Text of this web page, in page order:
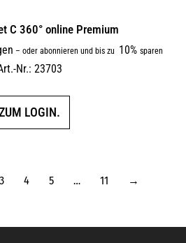
C 360° online Premium
– oder abonnieren und bis zu 10% sparen
Nr.: 23703
LOGIN.
3 4 5 … 11 →